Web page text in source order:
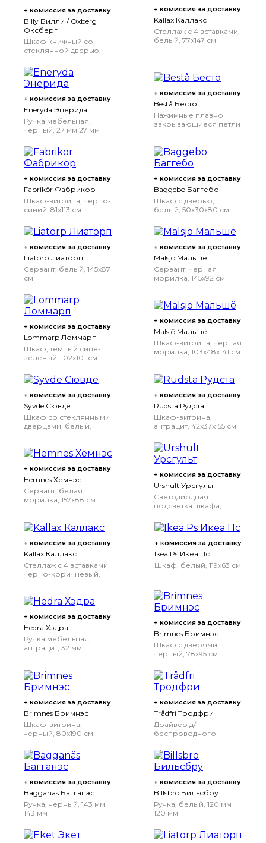
+ комиссия за доставку
Billy Билли / Oxberg
Оксберг
Шкаф книжный со
стеклянной дверью,
беленый/стекло,
80x30x202 см
+ комиссия за доставку
Kallax Каллакс
Стеллаж с 4 вставками,
белый, 77x147 см
+ комиссия за доставку
Eneryda Энерида
Ручка мебельная,
черный, 27 мм 27 мм
+ комиссия за доставку
Bestå Бесто
Нажимные плавно
закрывающиеся петли
+ комиссия за доставку
Fabrikör Фабрикор
Шкаф-витрина, черно-
синий, 81x113 см
+ комиссия за доставку
Baggebo Баггебо
Шкаф с дверью,
белый, 50x30x80 см
+ комиссия за доставку
Liatorp Лиаторп
Сервант, белый, 145x87
см
+ комиссия за доставку
Malsjö Мальшё
Сервант, черная
морилка, 145x92 см
+ комиссия за доставку
Lommarp Ломмарп
Шкаф, темный сине-
зеленый, 102x101 см
+ комиссия за доставку
Malsjö Мальшё
Шкаф-витрина, черная
морилка, 103x48x141 см
+ комиссия за доставку
Syvde Сювде
Шкаф со стеклянными
дверцами, белый,
+ комиссия за доставку
Rudsta Рудста
Шкаф-витрина,
антрацит, 42x37x155 см
+ комиссия за доставку
Hemnes Хемнэс
Сервант, белая
морилка, 157x88 см
+ комиссия за доставку
Urshult Урсгульт
Светодиодная
подсветка шкафа,
+ комиссия за доставку
Kallax Каллакс
Стеллаж с 4 вставками,
черно-коричневый,
+ комиссия за доставку
Ikea Ps Икеа Пс
Шкаф, белый, 119x63 см
+ комиссия за доставку
Hedra Хэдра
Ручка мебельная,
антрацит, 32 мм
+ комиссия за доставку
Brimnes Бримнэс
Шкаф с дверями,
черный, 78x95 см
+ комиссия за доставку
Brimnes Бримнэс
Шкаф-витрина,
черный, 80x190 см
+ комиссия за доставку
Trådfri Тродфри
Драйвер д/
беспроводного
Вт
+ комиссия за доставку
Bagganäs Багганэс
Ручка, черный, 143 мм
143 мм
+ комиссия за доставку
Billsbro Бильсбру
Ручка, белый, 120 мм
120 мм